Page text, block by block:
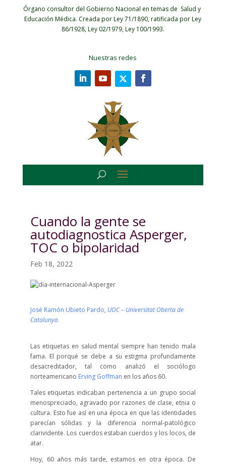
Órgano consultor del Gobierno Nacional en temas de Salud y
Educación Médica. Creada por Ley 71/1890, ratificada por Ley
86/1928, Ley 02/1979, Ley 100/1993.
Nuestras redes
Cuando la gente se
autodiagnostica Asperger,
TOC o bipolaridad
Feb 18, 2022
José Ramón Ubieto Pardo, UOC – Universitat Oberta de
Catalunya
Las etiquetas en salud mental siempre han tenido mala
fama. El porqué se debe a su estigma profundamente
desacreditador, tal como analizó el sociólogo
norteamericano Erving Goffman en los años 60.
Tales etiquetas indicaban pertenencia a un grupo social
menospreciado, agravado por razones de clase, etnia o
cultura. Esto fue así en una época en que las identidades
parecían sólidas y la diferencia normal-patológico
clarividente. Los cuerdos estaban cuerdos y los locos, de
atar.
Hoy, 60 años más tarde, estamos en otra época. De